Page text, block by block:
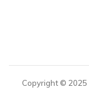
Copyright © 2025